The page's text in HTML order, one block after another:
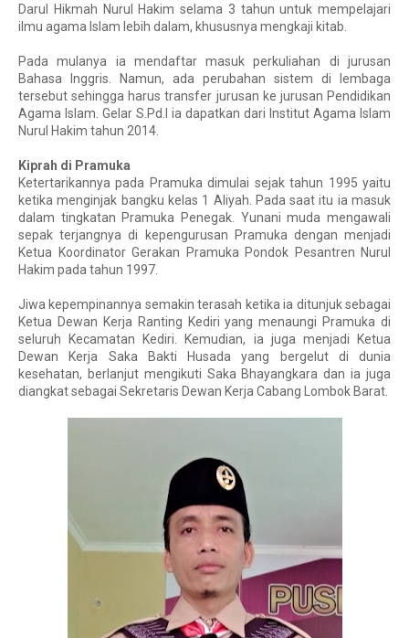
Darul Hikmah Nurul Hakim selama 3 tahun untuk mempelajari
ilmu agama Islam lebih dalam, khususnya mengkaji kitab.
Pada mulanya ia mendaftar masuk perkuliahan di jurusan
Bahasa Inggris. Namun, ada perubahan sistem di lembaga
tersebut sehingga harus transfer jurusan ke jurusan Pendidikan
Agama Islam. Gelar S.Pd.I ia dapatkan dari Institut Agama Islam
Nurul Hakim tahun 2014.
Kiprah di Pramuka
Ketertarikannya pada Pramuka dimulai sejak tahun 1995 yaitu
ketika menginjak bangku kelas 1 Aliyah. Pada saat itu ia masuk
dalam tingkatan Pramuka Penegak. Yunani muda mengawali
sepak terjangnya di kepengurusan Pramuka dengan menjadi
Ketua Koordinator Gerakan Pramuka Pondok Pesantren Nurul
Hakim pada tahun 1997.
Jiwa kepempinannya semakin terasah ketika ia ditunjuk sebagai
Ketua Dewan Kerja Ranting Kediri yang menaungi Pramuka di
seluruh Kecamatan Kediri. Kemudian, ia juga menjadi Ketua
Dewan Kerja Saka Bakti Husada yang bergelut di dunia
kesehatan, berlanjut mengikuti Saka Bhayangkara dan ia juga
diangkat sebagai Sekretaris Dewan Kerja Cabang Lombok Barat.